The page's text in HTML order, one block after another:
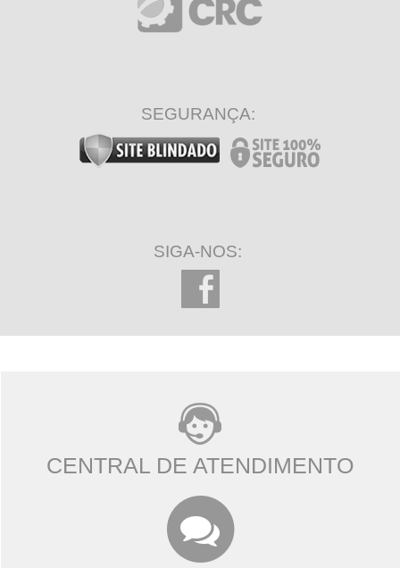
SEGURANÇA:
SIGA-NOS:
CENTRAL DE ATENDIMENTO